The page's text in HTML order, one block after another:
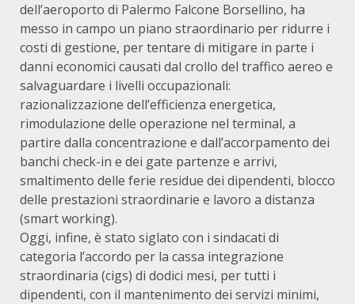
dell’aeroporto di Palermo Falcone Borsellino, ha
messo in campo un piano straordinario per ridurre i
costi di gestione, per tentare di mitigare in parte i
danni economici causati dal crollo del traffico aereo e
salvaguardare i livelli occupazionali:
razionalizzazione dell’efficienza energetica,
rimodulazione delle operazione nel terminal, a
partire dalla concentrazione e dall’accorpamento dei
banchi check-in e dei gate partenze e arrivi,
smaltimento delle ferie residue dei dipendenti, blocco
delle prestazioni straordinarie e lavoro a distanza
(smart working).
Oggi, infine, è stato siglato con i sindacati di
categoria l’accordo per la cassa integrazione
straordinaria (cigs) di dodici mesi, per tutti i
dipendenti, con il mantenimento dei servizi minimi,